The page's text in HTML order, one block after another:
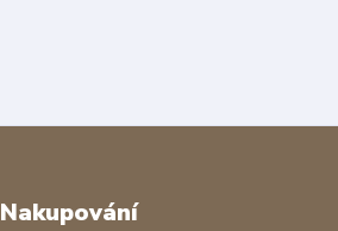
Nakupování